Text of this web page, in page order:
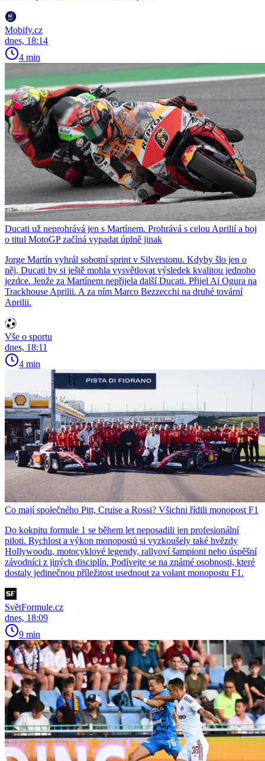
Mobify.cz
dnes, 18:14
4 min
Ducati už neprohrává jen s Martínem. Prohrává s celou Aprilií a boj
o titul MotoGP začíná vypadat úplně jinak
Jorge Martín vyhrál sobotní sprint v Silverstonu. Kdyby šlo jen o
něj, Ducati by si ještě mohla vysvětlovat výsledek kvalitou jednoho
jezdce. Jenže za Martínem nepřijela další Ducati. Přijel Ai Ogura na
Trackhouse Aprilii. A za ním Marco Bezzecchi na druhé tovární
Aprilii.
Vše o sportu
dnes, 18:11
4 min
Co mají společného Pitt, Cruise a Rossi? Všichni řídili monopost F1
Do kokpitu formule 1 se během let neposadili jen profesionální
piloti. Rychlost a výkon monopostů si vyzkoušely také hvězdy
Hollywoodu, motocyklové legendy, rallyoví šampioni nebo úspěšní
závodníci z jiných disciplín. Podívejte se na známé osobnosti, které
dostaly jedinečnou příležitost usednout za volant monopostu F1.
SvětFormule.cz
dnes, 18:09
9 min